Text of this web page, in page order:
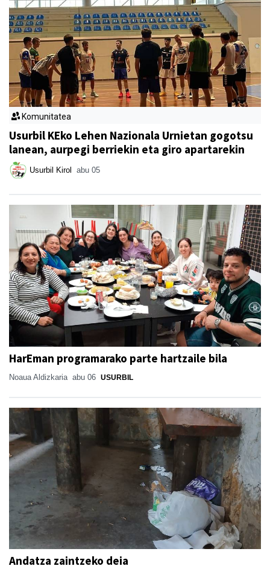
Komunitatea
Usurbil KEko Lehen Nazionala Urnietan gogotsu
lanean, aurpegi berriekin eta giro apartarekin
Usurbil Kirol abu 05
HarEman programarako parte hartzaile bila
Noaua Aldizkaria abu 06 USURBIL
Andatza zaintzeko deia